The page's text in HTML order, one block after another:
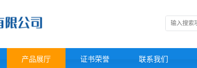
产品展厅 证书荣誉 联系我们